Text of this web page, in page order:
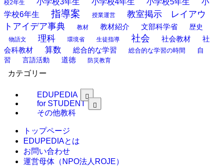
校2年生
小学校4年生 小学校5年生
小
学校6年生
指導案 授業運営
教室掲示 レイアウ
トアイデア事典
教材 教材紹介 文部科学省 歴史
物語文 理科 環境省 生徒指導 社会 社会教材
社
会科教材
算数 総合的な学習 総合的な学習の時間
自
習
言語活動 道徳 防災教育
カテゴリー
EDUPEDIA
for STUDENT
その他教科
トップページ
EDUPEDIAとは
お問い合わせ
運営母体（NPO法人ROJE）